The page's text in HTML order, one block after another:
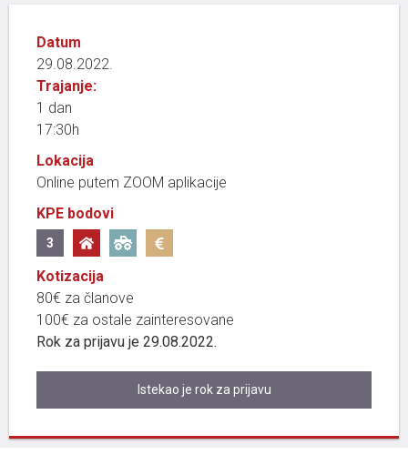
Datum
29.08.2022.
Trajanje:
1 dan
17:30h
Lokacija
Online putem ZOOM aplikacije
KPE bodovi
3
Kotizacija
80€ za članove
100€ za ostale zainteresovane
Rok za prijavu je 29.08.2022.
Istekao je rok za prijavu